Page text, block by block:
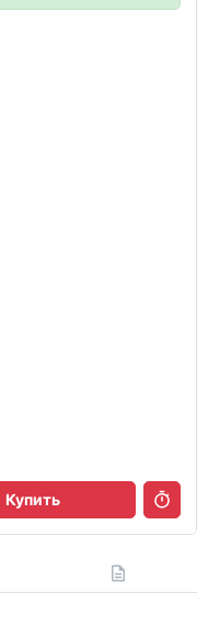
Купить